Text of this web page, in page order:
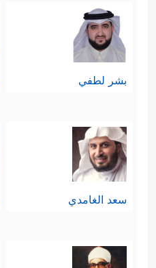
بشر لطفي
سعد الغامدي